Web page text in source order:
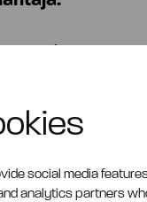
social media
analytics partners
Finance